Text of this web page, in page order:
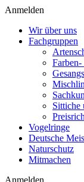
Anmelden
Wir über uns
Fachgruppen
Farben-
Sittiche
Vogelringe
Deutsche
Naturschutz
Mitmachen
Anmelden